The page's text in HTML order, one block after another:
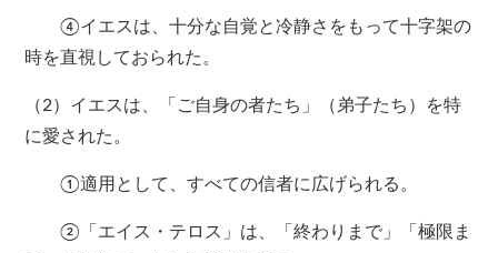
④イエスは、十分な自覚と冷静さをもって十字架の
時を直視しておられた。
（2）イエスは、「ご自身の者たち」（弟子たち）を特
に愛された。
①適用として、すべての信者に広げられる。
②「エイス・テロス」は、「終わりまで」「極限ま